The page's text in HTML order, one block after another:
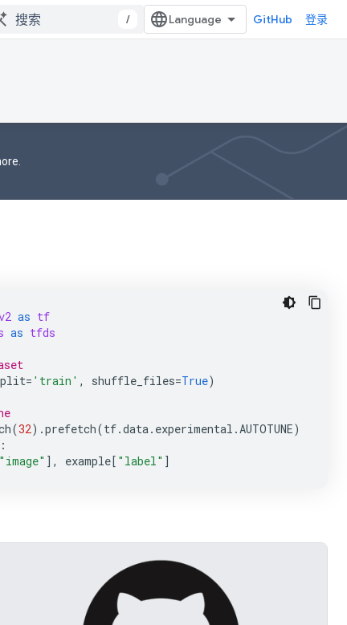
/ GitHub 登录
as tf
as tfds
= 'train' , shuffle_files=True)
(32) .prefetch(tf.data. experimental .AUTOTUNE)
"image" ], example[ "label" ]